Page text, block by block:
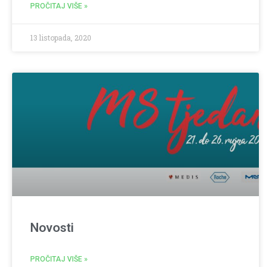
PROČITAJ VIŠE »
13 listopada, 2020
Novosti
PROČITAJ VIŠE »